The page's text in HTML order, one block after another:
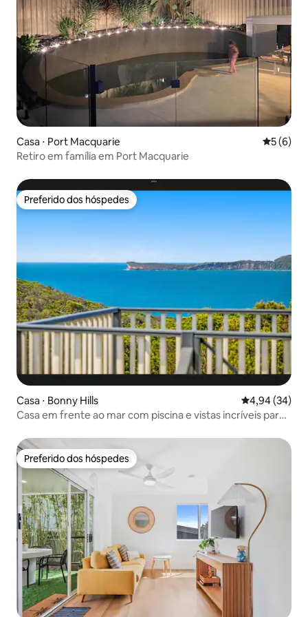
Casa ⋅ Port Macquarie 5 de
5 (6)
Retiro em família em Port Macquarie
Preferido dos hóspedes
Preferido dos hóspedes
Casa ⋅ Bonny Hills 4,94 de uma
4,94 (34)
Casa em frente ao mar com piscina e vistas incríveis para
Preferido dos hóspedes
Preferido dos hóspedes